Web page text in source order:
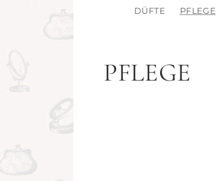
DÜFTE PFLEGE
K
PFLEGE